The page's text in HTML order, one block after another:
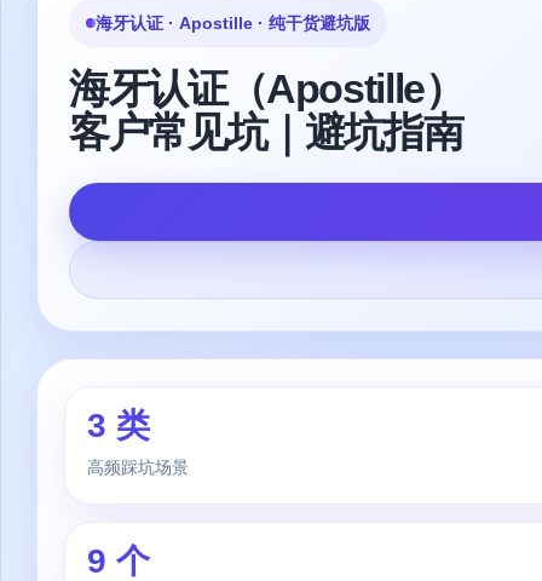
海牙认证 · Apostille · 纯干货避坑版
海牙认证（Apostille）
客户常见坑｜避坑指南
3 类
高频踩坑场景
9 个